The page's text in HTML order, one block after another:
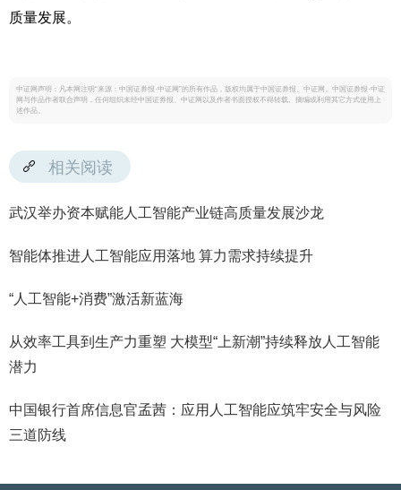
质量发展。
中证网声明：凡本网注明“来源：中国证券报·中证网”的所有作品，版权均属于中国证券报、中证网。中国证券报·中证
网与作品作者联合声明，任何组织未经中国证券报、中证网以及作者书面授权不得转载、摘编或利用其它方式使用上
述作品。
相关阅读
武汉举办资本赋能人工智能产业链高质量发展沙龙
智能体推进人工智能应用落地 算力需求持续提升
“人工智能+消费”激活新蓝海
从效率工具到生产力重塑 大模型“上新潮”持续释放人工智能
潜力
中国银行首席信息官孟茜：应用人工智能应筑牢安全与风险
三道防线